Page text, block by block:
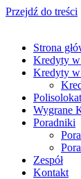
Przejdź do treści
Strona
Kredyty
Kredyty
Wygrane
Poradniki
Zespół
Kontakt